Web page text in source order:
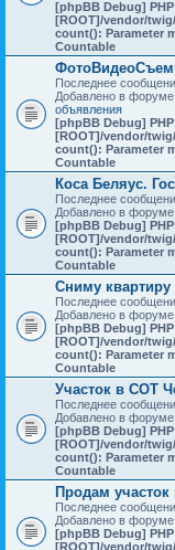
[phpBB Debug]
[ROOT]/vendor/
count(): Parameter
Countable
Последнее
Добавлено в форуме
объявления
[phpBB Debug]
[ROOT]/vendor/
count(): Parameter
Countable
Коса Беляус.
Последнее
Добавлено в форуме
[phpBB Debug]
[ROOT]/vendor/
count(): Parameter
Countable
Сниму квартиру
Последнее
Добавлено в форуме
[phpBB Debug]
[ROOT]/vendor/
count(): Parameter
Countable
Участок в СОТ
Последнее
Добавлено в форуме
[phpBB Debug]
[ROOT]/vendor/
count(): Parameter
Countable
Продам участок
Последнее
Добавлено в форуме
[phpBB Debug]
[ROOT]/vendor/